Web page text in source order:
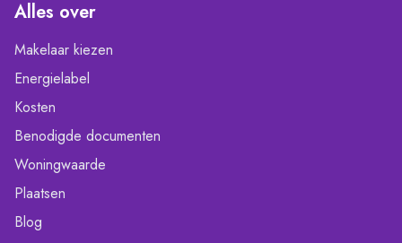
Alles over
Makelaar kiezen
Energielabel
Kosten
Benodigde documenten
Woningwaarde
Plaatsen
Blog